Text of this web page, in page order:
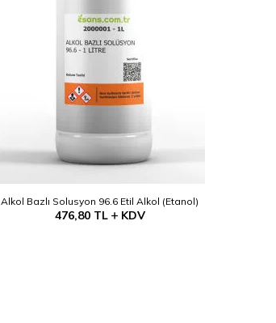
Alkol Bazlı Solusyon 96.6 Etil Alkol (Etanol)
476,80TL KDV